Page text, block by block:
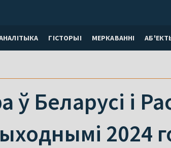
ГІСТОРЫІ МЕРКАВАННI
ў Беларусі і
2024